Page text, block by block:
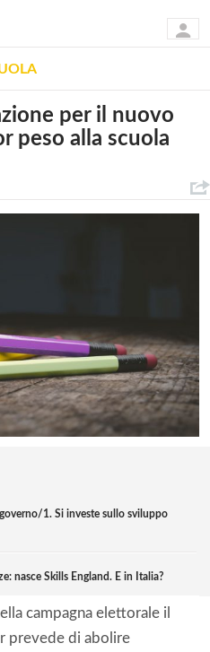
per il nuovo
peso alla scuola
1. Si investe sullo sviluppo
nasce Skills England. E in Italia?
campagna elettorale il
prevede di abolire